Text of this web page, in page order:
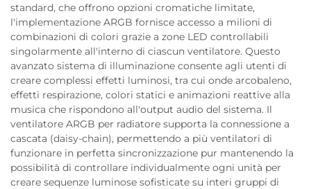
standard, che offrono opzioni cromatiche limitate,
l'implementazione ARGB fornisce accesso a milioni di
combinazioni di colori grazie a zone LED controllabili
singolarmente all'interno di ciascun ventilatore. Questo
avanzato sistema di illuminazione consente agli utenti di
creare complessi effetti luminosi, tra cui onde arcobaleno,
effetti respirazione, colori statici e animazioni reattive alla
musica che rispondono all'output audio del sistema. Il
ventilatore ARGB per radiatore supporta la connessione a
cascata (daisy-chain), permettendo a più ventilatori di
funzionare in perfetta sincronizzazione pur mantenendo la
possibilità di controllare individualmente ogni unità per
creare sequenze luminose sofisticate su interi gruppi di